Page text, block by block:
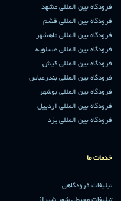
فرودگاه بین المللی مشهد
فرودگاه بین المللی قشم
فرودگاه بین المللی ماهشهر
فرودگاه بین المللی عسلویه
فرودگاه بین المللی کیش
فرودگاه بین المللی بندرعباس
فرودگاه بین المللی بوشهر
فرودگاه بین المللی اردبیل
فرودگاه بین المللی یزد
خدمات ما
تبلیغات فرودگاهی